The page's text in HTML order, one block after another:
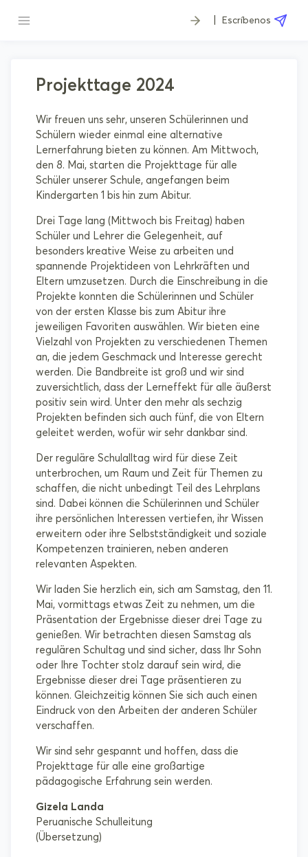
Escríbenos
Projekttage 2024
Wir freuen uns sehr, unseren Schülerinnen und
Schülern wieder einmal eine alternative
Lernerfahrung bieten zu können. Am Mittwoch,
den 8. Mai, starten die Projekttage für alle
Schüler unserer Schule, angefangen beim
Kindergarten 1 bis hin zum Abitur.
Drei Tage lang (Mittwoch bis Freitag) haben
Schüler und Lehrer die Gelegenheit, auf
besonders kreative Weise zu arbeiten und
spannende Projektideen von Lehrkräften und
Eltern umzusetzen. Durch die Einschreibung in die
Projekte konnten die Schülerinnen und Schüler
von der ersten Klasse bis zum Abitur ihre
jeweiligen Favoriten auswählen. Wir bieten eine
Vielzahl von Projekten zu verschiedenen Themen
an, die jedem Geschmack und Interesse gerecht
werden. Die Bandbreite ist groß und wir sind
zuversichtlich, dass der Lerneffekt für alle äußerst
positiv sein wird. Unter den mehr als sechzig
Projekten befinden sich auch fünf, die von Eltern
geleitet werden, wofür wir sehr dankbar sind.
Der reguläre Schulalltag wird für diese Zeit
unterbrochen, um Raum und Zeit für Themen zu
schaffen, die nicht unbedingt Teil des Lehrplans
sind. Dabei können die Schülerinnen und Schüler
ihre persönlichen Interessen vertiefen, ihr Wissen
erweitern oder ihre Selbstständigkeit und soziale
Kompetenzen trainieren, neben anderen
relevanten Aspekten.
Wir laden Sie herzlich ein, sich am Samstag, den 11.
Mai, vormittags etwas Zeit zu nehmen, um die
Präsentation der Ergebnisse dieser drei Tage zu
genießen. Wir betrachten diesen Samstag als
regulären Schultag und sind sicher, dass Ihr Sohn
oder Ihre Tochter stolz darauf sein wird, die
Ergebnisse dieser drei Tage präsentieren zu
können. Gleichzeitig können Sie sich auch einen
Eindruck von den Arbeiten der anderen Schüler
verschaffen.
Wir sind sehr gespannt und hoffen, dass die
Projekttage für alle eine großartige
pädagogische Erfahrung sein werden.
Gizela Landa
Peruanische Schulleitung
(Übersetzung)